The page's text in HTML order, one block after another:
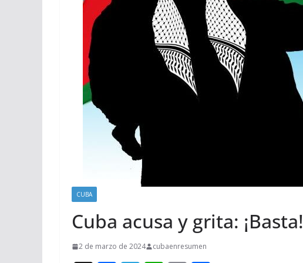
CUBA
Cuba acusa y grita: ¡Basta!
2 de marzo de 2024 cubaenresumen